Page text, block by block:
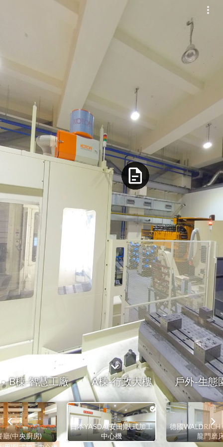
B棟-智慧工廠 A棟-行政大樓 戶外-生態
廳(中央廚房)
日本YASDA(安田)臥式加工
中心機
德國WALDRICH
龍門磨